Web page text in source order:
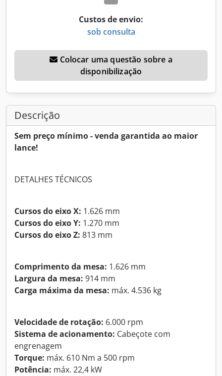
Custos de envio:
sob consulta
disponibilização
Descrição
Sem preço mínimo - venda garantida ao maior
lance!
DETALHES TÉCNICOS
Cursos do eixo X: 1.626 mm
Cursos do eixo Y: 1.270 mm
Cursos do eixo Z: 813 mm
Comprimento da mesa: 1.626 mm
Largura da mesa: 914 mm
Carga máxima da mesa: máx. 4.536 kg
Velocidade de rotação: 6.000 rpm
Sistema de acionamento: Cabeçote com
engrenagem
Torque: máx. 610 Nm a 500 rpm
Potência: máx. 22,4 kW